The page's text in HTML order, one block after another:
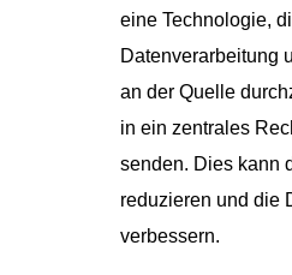
eine Technologie,
Datenverarbeitung
an der Quelle
in ein zentrales
senden. Dies kann
reduzieren und die
verbessern.